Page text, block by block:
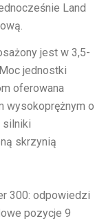
Land
jest w 3,5-
jednostki
oferowana
wysokoprężnym o
silniki
skrzynią
300: odpowiedzi
pozycje 9